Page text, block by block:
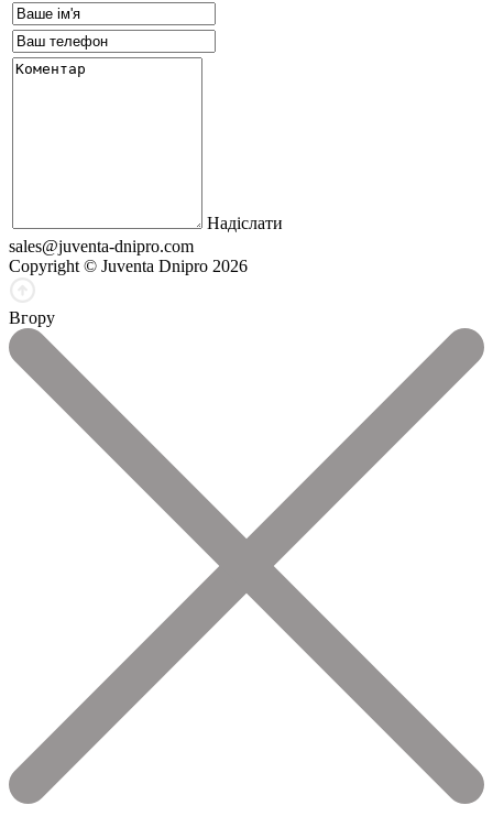
Надіслати
sales@juventa-dnipro.com
Copyright © Juventa Dnipro 2026
Вгору